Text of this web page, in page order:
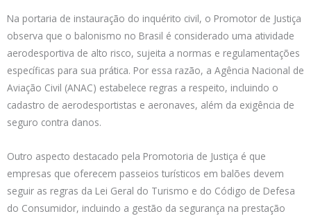
Na portaria de instauração do inquérito civil, o Promotor de Justiça
observa que o balonismo no Brasil é considerado uma atividade
aerodesportiva de alto risco, sujeita a normas e regulamentações
específicas para sua prática. Por essa razão, a Agência Nacional de
Aviação Civil (ANAC) estabelece regras a respeito, incluindo o
cadastro de aerodesportistas e aeronaves, além da exigência de
seguro contra danos.
Outro aspecto destacado pela Promotoria de Justiça é que
empresas que oferecem passeios turísticos em balões devem
seguir as regras da Lei Geral do Turismo e do Código de Defesa
do Consumidor, incluindo a gestão da segurança na prestação